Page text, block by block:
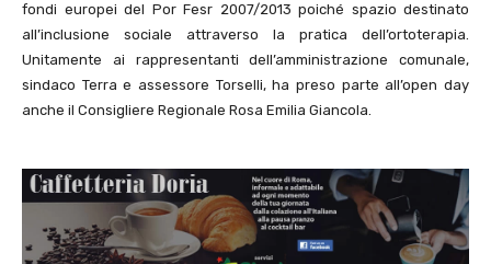
fondi europei del Por Fesr 2007/2013 poiché spazio destinato
all’inclusione sociale attraverso la pratica dell’ortoterapia.
Unitamente ai rappresentanti dell’amministrazione comunale,
sindaco Terra e assessore Torselli, ha preso parte all’open day
anche il Consigliere Regionale Rosa Emilia Giancola.